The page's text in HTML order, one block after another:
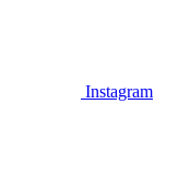
Instagram